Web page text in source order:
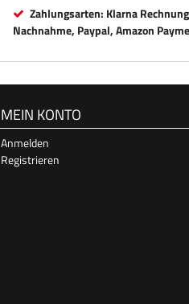
Zahlungsarten: Klarna
Nachnahme, Paypal, Amazon
MEIN KONTO
Anmelden
Registrieren